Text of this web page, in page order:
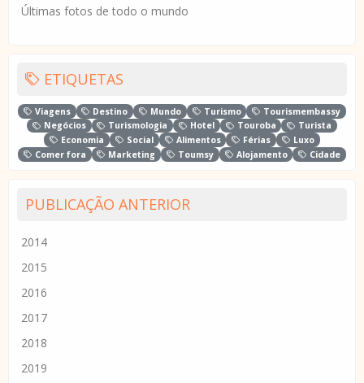
Últimas fotos de todo o mundo
ETIQUETAS
Viagens Destino Mundo Turismo
Tourismembassy
Negócios
Turismologia Hotel Touroba
Turista
Economia
Social Alimentos Férias
Luxo
Comer fora
Marketing Toumsy Alojamento Cidade
PUBLICAÇÃO ANTERIOR
2014
2015
2016
2017
2018
2019